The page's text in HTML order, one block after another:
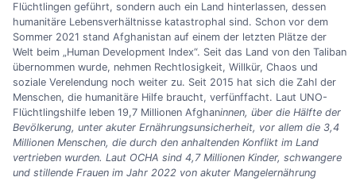
Flüchtlingen geführt, sondern auch ein Land hinterlassen, dessen
humanitäre Lebensverhältnisse katastrophal sind. Schon vor dem
Sommer 2021 stand Afghanistan auf einem der letzten Plätze der
Welt beim „Human Development Index“. Seit das Land von den Taliban
übernommen wurde, nehmen Rechtlosigkeit, Willkür, Chaos und
soziale Verelendung noch weiter zu. Seit 2015 hat sich die Zahl der
Menschen, die humanitäre Hilfe braucht, verfünffacht. Laut UNO-
Flüchtlingshilfe leben 19,7 Millionen Afghaninnen, über die Hälfte der
Bevölkerung, unter akuter Ernährungsunsicherheit, vor allem die 3,4
Millionen Menschen, die durch den anhaltenden Konflikt im Land
vertrieben wurden. Laut OCHA sind 4,7 Millionen Kinder, schwangere
und stillende Frauen im Jahr 2022 von akuter Mangelernährung